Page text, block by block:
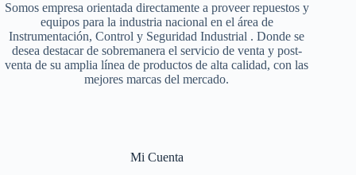
Somos empresa orientada directamente a proveer repuestos y
equipos para la industria nacional en el área de
Instrumentación, Control y Seguridad Industrial . Donde se
desea destacar de sobremanera el servicio de venta y post-
venta de su amplia línea de productos de alta calidad, con las
mejores marcas del mercado.
Mi Cuenta